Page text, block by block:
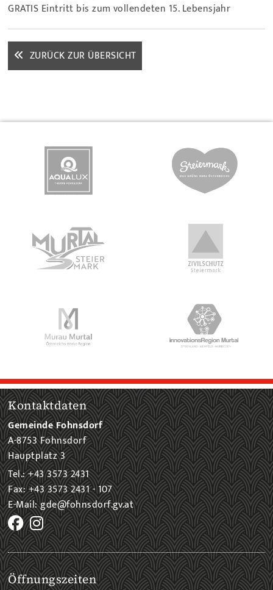
GRATIS Eintritt bis zum vollendeten 15. Lebensjahr
ZURÜCK ZUR ÜBERSICHT
Kontaktdaten
Gemeinde Fohnsdorf
A-8753 Fohnsdorf
Hauptplatz 3
Tel.: +43 3573 2431
Fax: +43 3573 2431 - 107
E-Mail: gde@fohnsdorf.gv.at
Öffnungszeiten